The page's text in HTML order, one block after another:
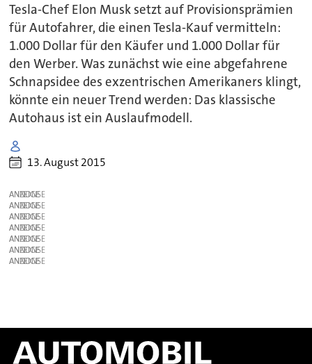
Tesla-Chef Elon Musk setzt auf Provisionsprämien
für Autofahrer, die einen Tesla-Kauf vermitteln:
1.000 Dollar für den Käufer und 1.000 Dollar für
den Werber. Was zunächst wie eine abgefahrene
Schnapsidee des exzentrischen Amerikaners klingt,
könnte ein neuer Trend werden: Das klassische
Autohaus ist ein Auslaufmodell.
13. August 2015
ANZEIGE
ANZEIGE
ANZEIGE
ANZEIGE
ANZEIGE
ANZEIGE
ANZEIGE